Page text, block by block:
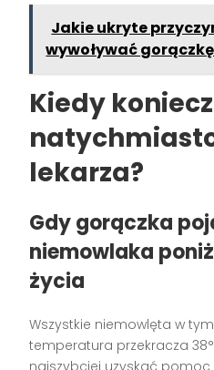
Jakie ukryte
wywoływać
Kiedy
lekarza?
Gdy gorączka
niemowlaka
życia
Wszystkie niemowlęta w
temperatura przekracza